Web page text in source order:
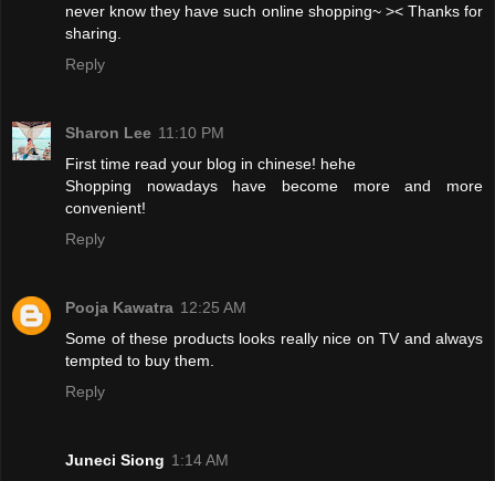
never know they have such online shopping~ >< Thanks for
sharing.
Reply
Sharon Lee 11:10 PM
First time read your blog in chinese! hehe
Shopping nowadays have become more and more
convenient!
Reply
Pooja Kawatra 12:25 AM
Some of these products looks really nice on TV and always
tempted to buy them.
Reply
Juneci Siong 1:14 AM